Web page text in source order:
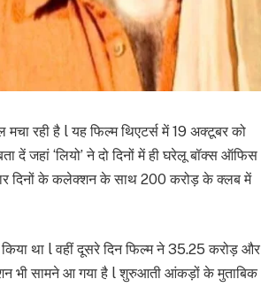
मचा रही है l यह फिल्म थिएटर्स में 19 अक्टूबर को
दें जहां ‘लियो’ ने दो दिनों में ही घरेलू बॉक्स ऑफिस
दिनों के कलेक्शन के साथ 200 करोड़ के क्लब में
किया था l वहीं दूसरे दिन फिल्म ने 35.25 करोड़ और
भी सामने आ गया है l शुरुआती आंकड़ों के मुताबिक